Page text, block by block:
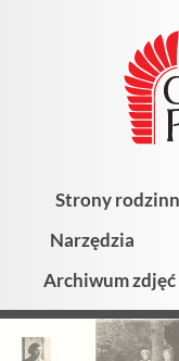
Strony
Narzędzia
Archiwum zdjęć